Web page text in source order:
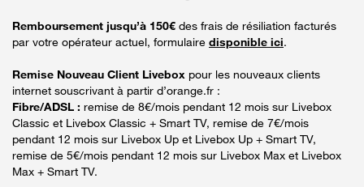
Remboursement jusqu’à 150€ des frais de résiliation facturés
par votre opérateur actuel, formulaire disponible ici.
Remise Nouveau Client Livebox pour les nouveaux clients
internet souscrivant à partir d’orange.fr :
Fibre/ADSL : remise de 8€/mois pendant 12 mois sur Livebox
Classic et Livebox Classic + Smart TV, remise de 7€/mois
pendant 12 mois sur Livebox Up et Livebox Up + Smart TV,
remise de 5€/mois pendant 12 mois sur Livebox Max et Livebox
Max + Smart TV.